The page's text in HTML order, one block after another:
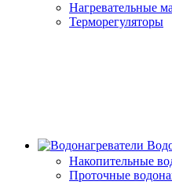
Нагревательные
Терморегуляторы
Накопительные
Проточные